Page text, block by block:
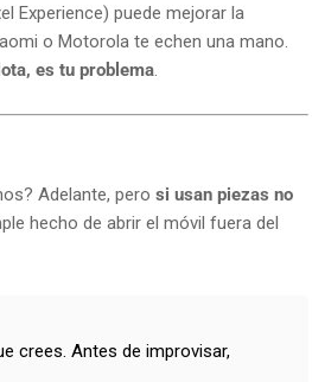
Experience) puede mejorar la
o Motorola te echen una mano.
es tu problema
Adelante, pero si usan piezas no
hecho de abrir el móvil fuera del
crees. Antes de improvisar,